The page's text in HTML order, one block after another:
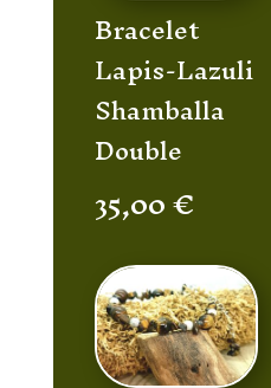
Bracelet
Lapis-Lazuli
Shamballa
Double
35,00€